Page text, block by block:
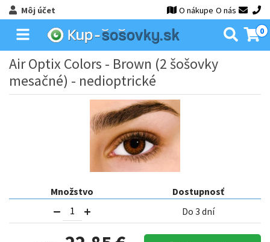
Môj účet O nákupe O nás
0
Air Optix Colors - Brown (2 šošovky
mesačné) - nedioptrické
Množstvo
Dostupnosť
Do 3 dní